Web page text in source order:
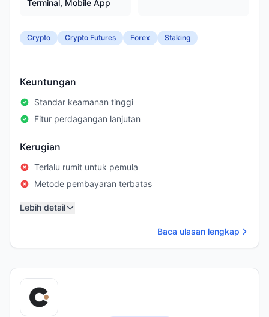
Terminal, Mobile App
Crypto Crypto Futures Forex Staking
Keuntungan
Standar keamanan tinggi
Fitur perdagangan lanjutan
Kerugian
Terlalu rumit untuk pemula
Metode pembayaran terbatas
Lebih detail
Baca ulasan lengkap